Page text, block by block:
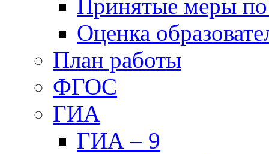
Принятые меры
Оценка
План работы
ФГОС
ГИА
ГИА – 9